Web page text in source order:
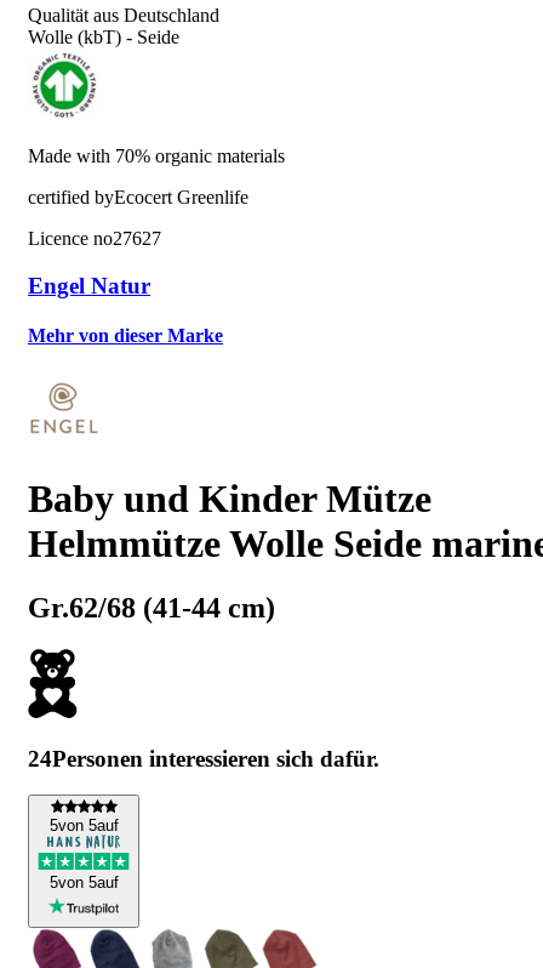
Qualität aus Deutschland
Wolle (kbT) - Seide
Made with 70% organic materials
certified byEcocert Greenlife
Licence no27627
Engel Natur
Mehr von dieser Marke
Baby und Kinder Mütze
Helmmütze Wolle Seide
Gr.62/68 (41-44 cm)
24Personen interessieren sich dafür.
5von 5auf
5von 5auf